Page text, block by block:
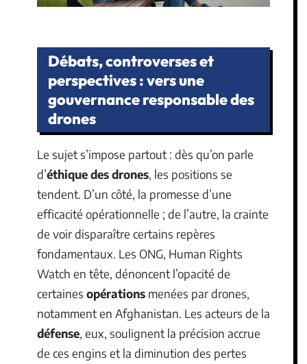
Débats, controverses et
perspectives : vers une
gouvernance responsable des
drones
Le sujet s’impose partout : dès qu’on parle
d’éthique des drones, les positions se
tendent. D’un côté, la promesse d’une
efficacité opérationnelle ; de l’autre, la crainte
de voir disparaître certains repères
fondamentaux. Les ONG, Human Rights
Watch en tête, dénoncent l’opacité de
certaines opérations menées par drones,
notamment en Afghanistan. Les acteurs de la
défense, eux, soulignent la précision accrue
de ces engins et la diminution des pertes